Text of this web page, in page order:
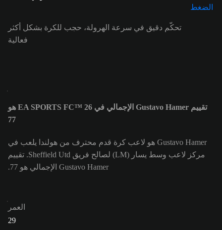
تحكّم دقيق في سرعة الهرولة، حجب للكرة بشكل أكثر
فعالية
تقييم Gustavo Hamer الإجمالي في EA SPORTS FC™ 26 هو
77
Gustavo Hamer هو لاعب كرة قدم محترف من هولندا يلعب في
مركز لاعب وسط يسار (LM) لصالح فريق Sheffield Utd. تقييم
Gustavo Hamer الإجمالي هو 77.
العمر
29